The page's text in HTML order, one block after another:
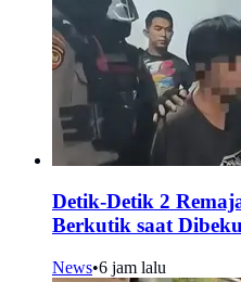
Detik-Detik 2
Berkutik saat
News•6 jam lalu